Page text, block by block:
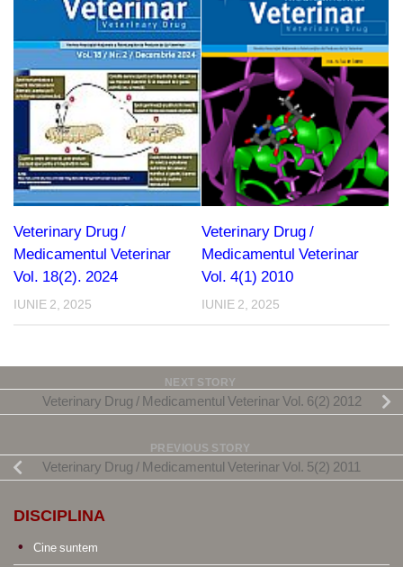
Veterinary Drug /
Medicamentul Veterinar
Vol. 18(2). 2024
IUNIE 2, 2025
Veterinary Drug /
Medicamentul Veterinar
Vol. 4(1) 2010
IUNIE 2, 2025
NEXT STORY
Veterinary Drug / Medicamentul Veterinar Vol. 6(2) 2012
PREVIOUS STORY
Veterinary Drug / Medicamentul Veterinar Vol. 5(2) 2011
DISCIPLINA
Cine suntem